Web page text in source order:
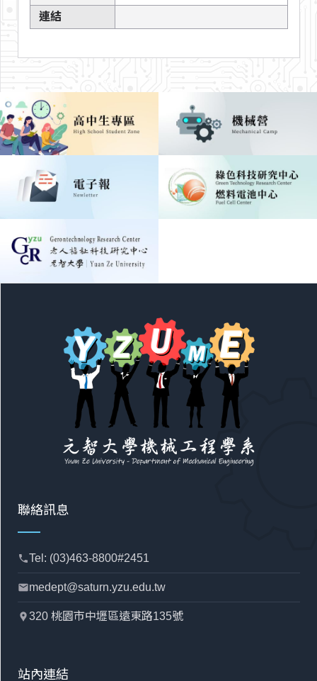
連結
聯絡訊息
phoneTel: (03)463-8800#2451
mailmedept@saturn.yzu.edu.tw
location_pin320 桃園市中壢區遠東路135號
站內連結